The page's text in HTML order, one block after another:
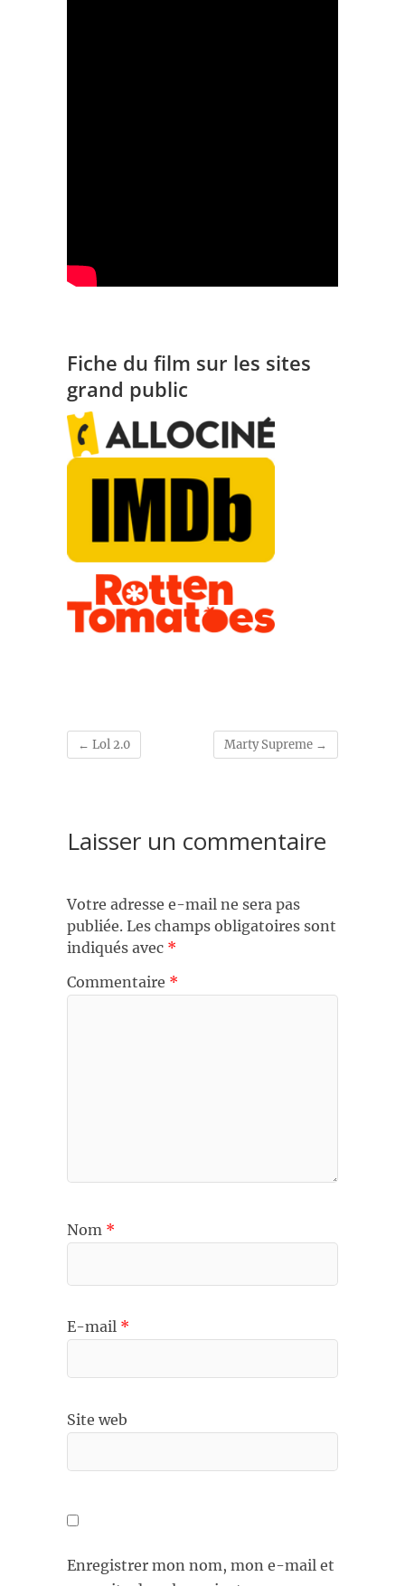
Fiche du film sur les sites
grand public
← Lol 2.0 Marty Supreme →
Laisser un commentaire
Votre adresse e-mail ne sera pas
publiée. Les champs obligatoires sont
indiqués avec *
Commentaire *
Nom *
E-mail *
Site web
Enregistrer mon nom, mon e-mail et